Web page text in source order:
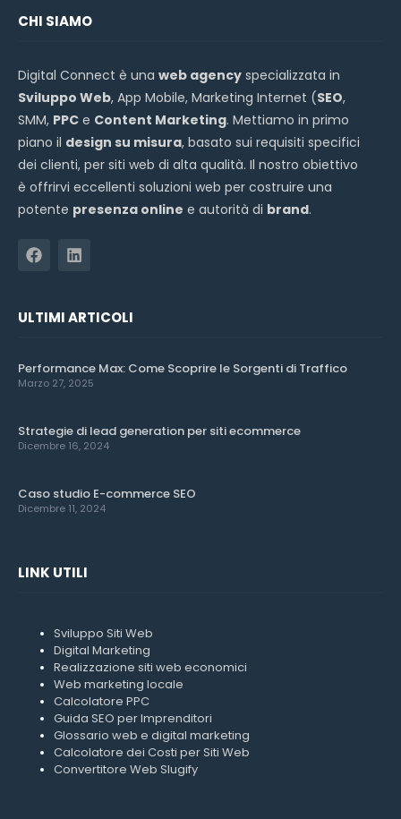
CHI SIAMO
Digital Connect è una web agency specializzata in
Sviluppo Web, App Mobile, Marketing Internet (SEO,
SMM, PPC e Content Marketing. Mettiamo in primo
piano il design su misura, basato sui requisiti specifici
dei clienti, per siti web di alta qualità. Il nostro obiettivo
è offrirvi eccellenti soluzioni web per costruire una
potente presenza online e autorità di brand.
ULTIMI ARTICOLI
Performance Max: Come Scoprire le Sorgenti di Traffico
Marzo 27, 2025
Strategie di lead generation per siti ecommerce
Dicembre 16, 2024
Caso studio E-commerce SEO
Dicembre 11, 2024
LINK UTILI
Sviluppo Siti Web
Digital Marketing
Realizzazione siti web economici
Web marketing locale
Calcolatore PPC
Guida SEO per Imprenditori
Glossario web e digital marketing
Calcolatore dei Costi per Siti Web
Convertitore Web Slugify